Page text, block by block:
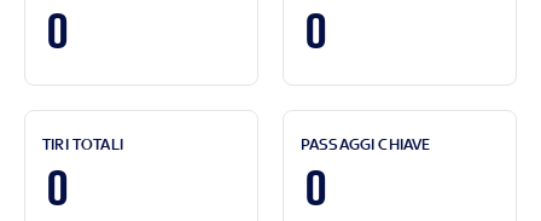
0 0
TIRI TOTALI
0
PASSAGGI CHIAVE
0